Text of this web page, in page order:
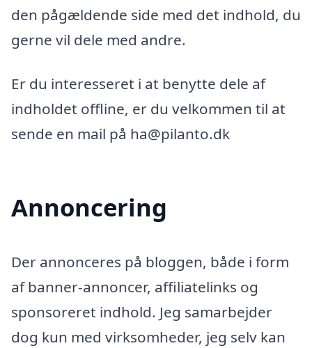
den pågældende side med det indhold, du
gerne vil dele med andre.
Er du interesseret i at benytte dele af
indholdet offline, er du velkommen til at
sende en mail på ha@pilanto.dk
Annoncering
Der annonceres på bloggen, både i form
af banner-annoncer, affiliatelinks og
sponsoreret indhold. Jeg samarbejder
dog kun med virksomheder, jeg selv kan